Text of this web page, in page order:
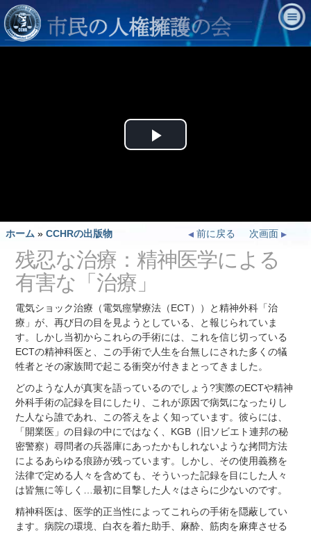
Play
ホーム » CCHRの出版物 次画面
前に戻る
残忍な治療：精神医学による
有害な「治療」
電気ショック治療（電気痙攣療法（ECT））と精神外科「治
療」が、再び日の目を見ようとしている、と報じられていま
す。しかし当初からこれらの手術には、これを信じ切っている
ECTの精神科医と、この手術で人生を台無しにされた多くの犠
牲者とその家族間で起こる衝突が付きまとってきました。
どのような人が真実を語っているのでしょう?実際のECTや精神
外科手術の記録を目にしたり、これが原因で病気になったりし
た人なら誰であれ、この答えをよく知っています。彼らには、
「開業医」の目録の中にではなく、KGB（旧ソビエト連邦の秘
密警察）尋問者の兵器庫にあったかもしれないような拷問方法
によるあらゆる痕跡が残っています。しかし、その使用義務を
法律で定める人々を含めても、そういった記録を目にした人々
は皆無に等しく…最初に目撃した人々はさらに少ないのです。
精神科医は、医学的正当性によってこれらの手術を隠蔽してい
ます。病院の環境、白衣を着た助手、麻酔、筋肉を麻痺させる